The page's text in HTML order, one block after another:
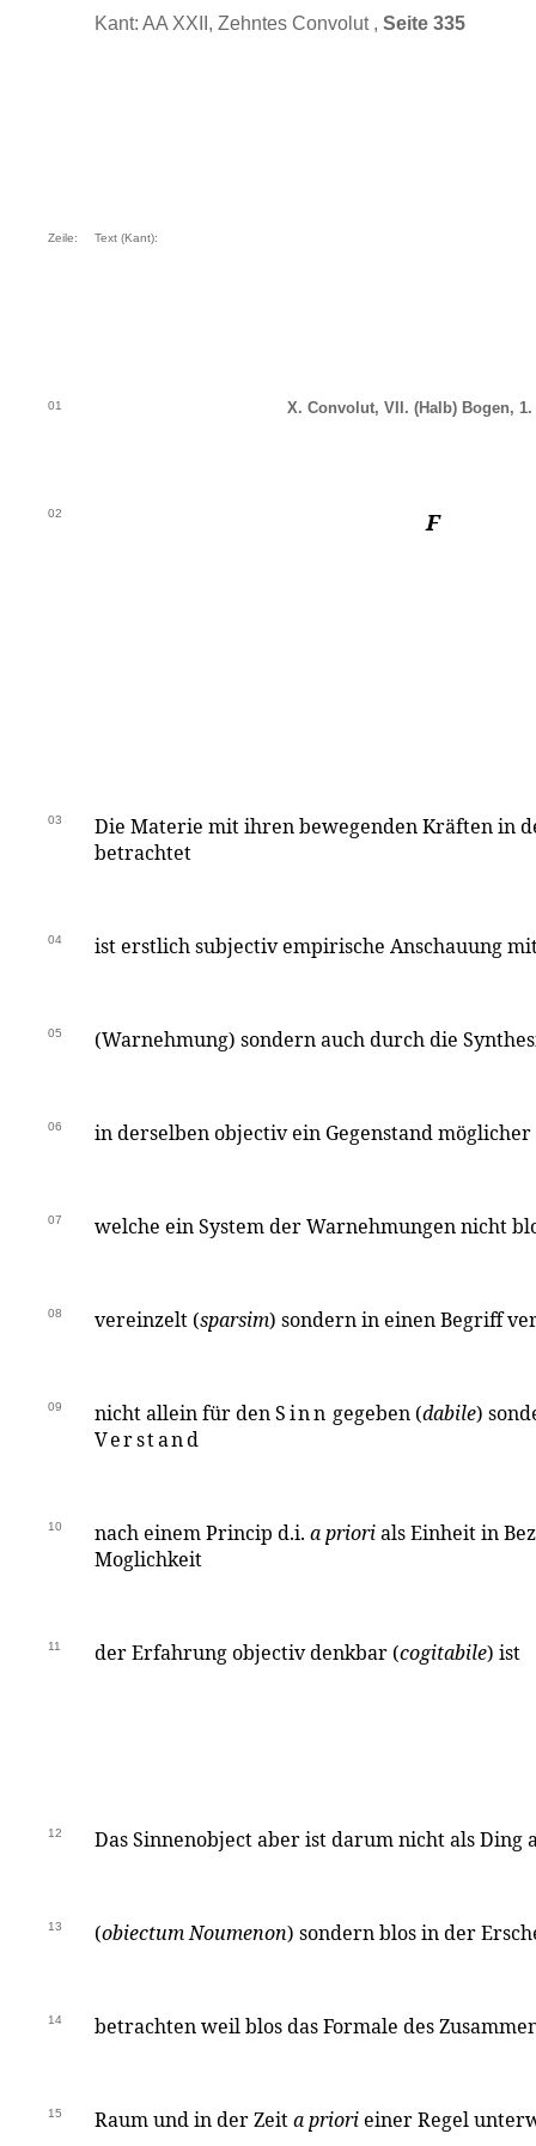
Kant: AA XXII, Zehntes Convolut , Seite 335
Zeile: Text (Kant):
01 X. Convolut, VII. (Halb) Bogen, 1.
02 F
03
Die Materie mit ihren bewegenden Kräften in
betrachtet
04 ist erstlich subjectiv empirische Anschauung
05 (Warnehmung) sondern auch durch die
06 in derselben objectiv ein Gegenstand
07 welche ein System der Warnehmungen nicht
08 vereinzelt (sparsim) sondern in einen Begriff
09 nicht allein für denSinn gegeben (dabile)
Verstand
10 nach einem Princip d.i. a priorials Einheit in
Moglichkeit
11 der Erfahrung objectiv denkbar (cogitabile) ist
12 Das Sinnenobject aber ist darum nicht als Ding
13 (obiectum Noumenon) sondern blos in der
14 betrachten weil blos das Formale des
15 Raum und in der Zeita priorieiner Regel